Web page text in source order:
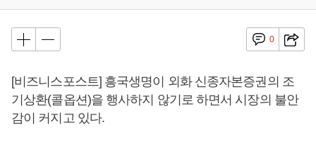
0
[비즈니스포스트] 흥국생명이 외화 신종자본증권의 조
기상환(콜옵션)을 행사하지 않기로 하면서 시장의 불안
감이 커지고 있다.